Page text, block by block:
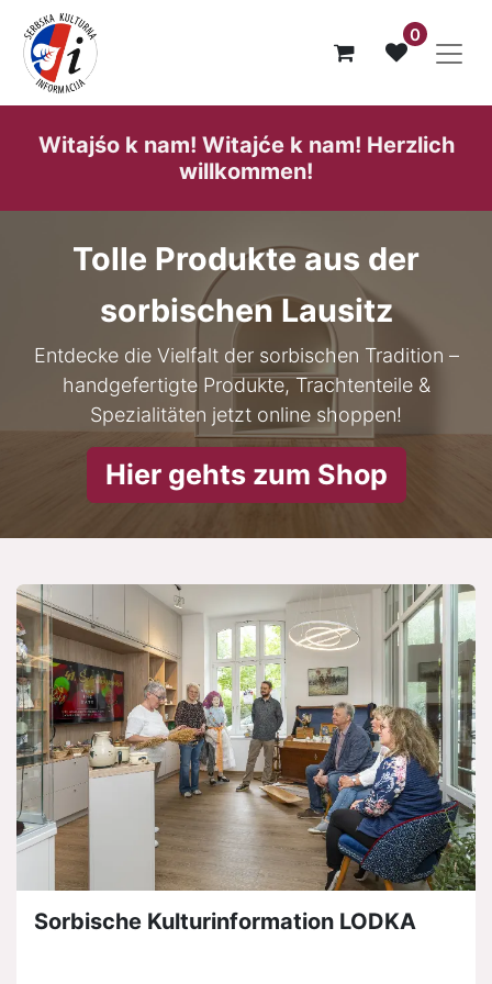
0
Witajśo k nam! Witajće k nam! He​rzlich
willk​ommen!
Tolle Produkte aus der
sorbischen Lausitz
Entdecke die Vielfalt der sorbischen Tradition –
handgefertigte Produkte, Trachtenteile &
Spezialitäten jetzt online shoppen!
Hier gehts zum Shop
Sorbische Kulturinformation LODKA